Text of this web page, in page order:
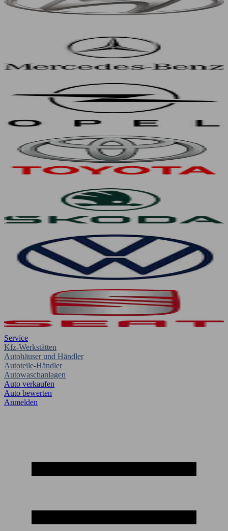
Service
Kfz-Werkstätten
Autohäuser und Händler
Autoteile-Händler
Autowaschanlagen
Auto verkaufen
Auto bewerten
Anmelden